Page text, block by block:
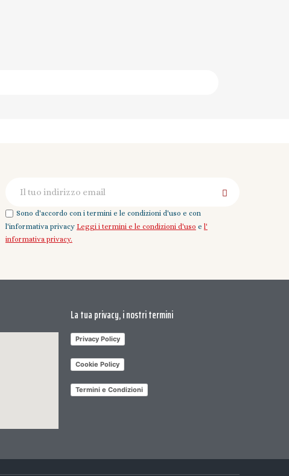
Sono d'accordo con i termini e le condizioni d'uso e con
l'informativa privacy Leggi i termini e le condizioni d'uso e l'
informativa privacy.
La tua privacy, i nostri termini
Privacy Policy
Cookie Policy
Termini e Condizioni